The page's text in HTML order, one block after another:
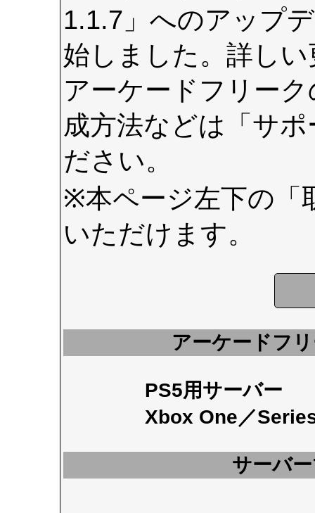
1.1.7」へのアップ
始しました。詳し
アーケードフリー
成方法などは 「サ
ださい。
※本ページ左下の
いただけます。
アーケードフ
PS5用サーバー
Xbox One／
サーバ